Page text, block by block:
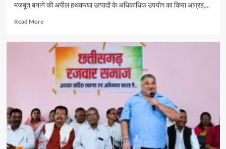
मजबूत बनाने की अपील हथकरघा उत्पादों के अधिकाधिक उपयोग का किया आग्रह,...
Read MoreRead
पर्यटन
संस्कृति
राजेश
अग्रवाल
दिया
स्वदेशी
अपनाने
का